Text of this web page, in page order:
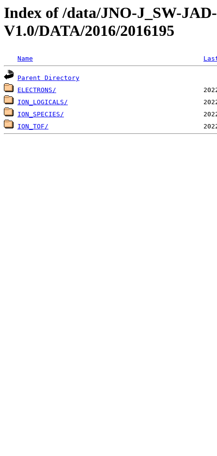
Index of /data/JNO-J_SW-
V1.0/DATA/2016/2016195
Name
Parent Directory
ELECTRONS/
ION_LOGICALS/
ION_SPECIES/
ION_TOF/